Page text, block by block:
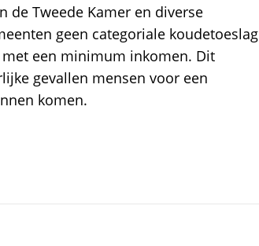
de Tweede Kamer en diverse
geen categoriale koudetoeslag
een minimum inkomen. Dit
gevallen mensen voor een
komen.